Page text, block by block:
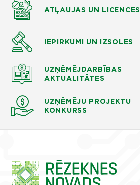
ATĻAUJAS UN LICENCES
IEPIRKUMI UN IZSOLES
UZŅĒMĒJDARBĪBAS
AKTUALITĀTES
UZŅĒMĒJU PROJEKTU
KONKURSS